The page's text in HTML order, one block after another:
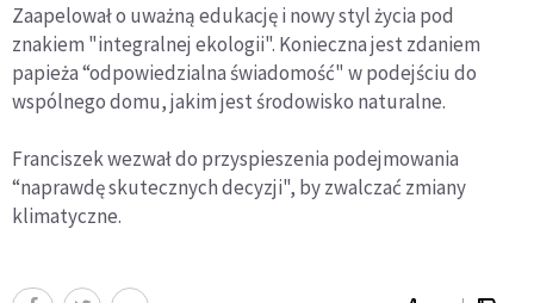
Zaapelował o uważną edukację i nowy styl życia pod
znakiem "integralnej ekologii". Konieczna jest zdaniem
papieża “odpowiedzialna świadomość" w podejściu do
wspólnego domu, jakim jest środowisko naturalne.
Franciszek wezwał do przyspieszenia podejmowania
“naprawdę skutecznych decyzji", by zwalczać zmiany
klimatyczne.